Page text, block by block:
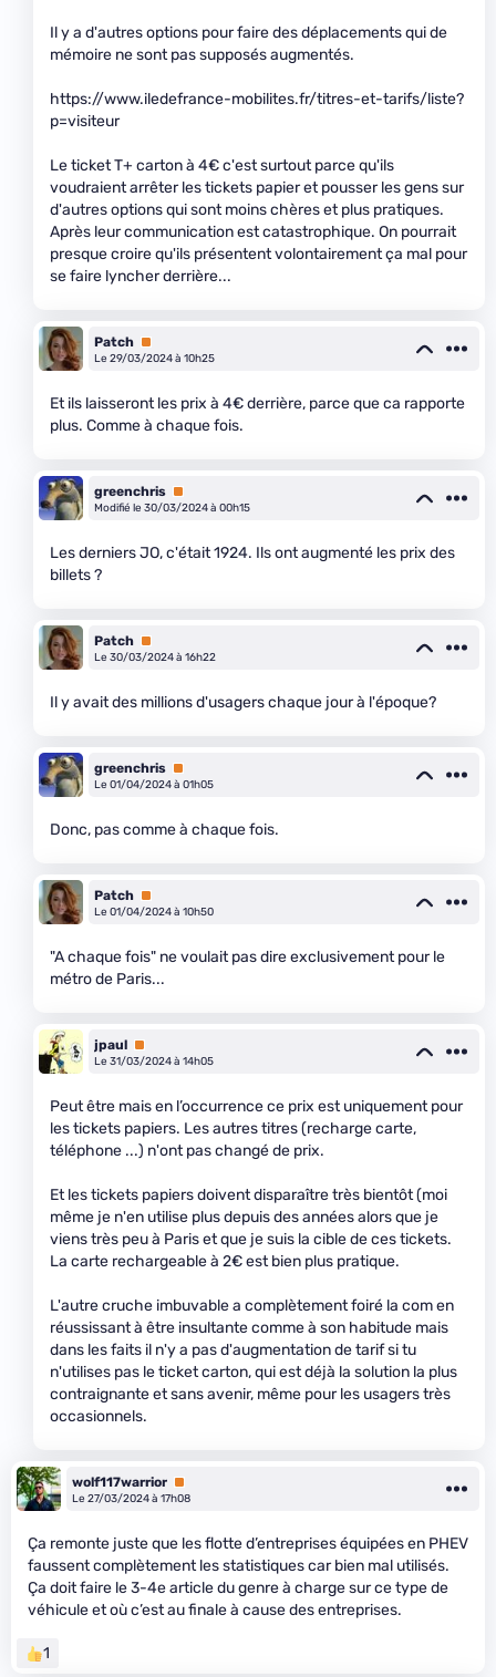
Il y a d'autres options pour faire des déplacements qui de
mémoire ne sont pas supposés augmentés.
https://www.iledefrance-mobilites.fr/titres-et-tarifs/liste?
p=visiteur
Le ticket T+ carton à 4€ c'est surtout parce qu'ils
voudraient arrêter les tickets papier et pousser les gens sur
d'autres options qui sont moins chères et plus pratiques.
Après leur communication est catastrophique. On pourrait
presque croire qu'ils présentent volontairement ça mal pour
se faire lyncher derrière...
Patch Premium
Le 29/03/2024 à 10h25
Et ils laisseront les prix à 4€ derrière, parce que ca rapporte
plus. Comme à chaque fois.
greenchris Premium
Modifié le 30/03/2024 à 00h15
Les derniers JO, c'était 1924. Ils ont augmenté les prix des
billets ?
Patch Premium
Le 30/03/2024 à 16h22
Il y avait des millions d'usagers chaque jour à l'époque?
greenchris Premium
Le 01/04/2024 à 01h05
Donc, pas comme à chaque fois.
Patch Premium
Le 01/04/2024 à 10h50
"A chaque fois" ne voulait pas dire exclusivement pour le
métro de Paris...
jpaul Premium
Le 31/03/2024 à 14h05
Peut être mais en l’occurrence ce prix est uniquement pour
les tickets papiers. Les autres titres (recharge carte,
téléphone ...) n'ont pas changé de prix.
Et les tickets papiers doivent disparaître très bientôt (moi
même je n'en utilise plus depuis des années alors que je
viens très peu à Paris et que je suis la cible de ces tickets.
La carte rechargeable à 2€ est bien plus pratique.
L'autre cruche imbuvable a complètement foiré la com en
réussissant à être insultante comme à son habitude mais
dans les faits il n'y a pas d'augmentation de tarif si tu
n'utilises pas le ticket carton, qui est déjà la solution la plus
contraignante et sans avenir, même pour les usagers très
occasionnels.
wolf117warrior Premium
Le 27/03/2024 à 17h08
Ça remonte juste que les flotte d’entreprises équipées en PHEV
faussent complètement les statistiques car bien mal utilisés.
Ça doit faire le 3-4e article du genre à charge sur ce type de
véhicule et où c’est au finale à cause des entreprises.
1